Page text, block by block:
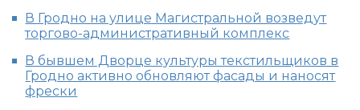
В Гродно на улице Магистральной возведут
торгово-административный комплекс
В бывшем Дворце культуры текстильщиков в
Гродно активно обновляют фасады и наносят
фрески